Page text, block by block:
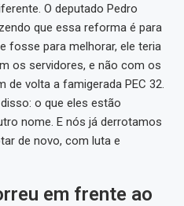
O deputado Pedro
que essa reforma é para
fosse para melhorar, ele teria
os servidores, e não com os
de volta a famigerada PEC 32.
o que eles estão
nome. E nós já derrotamos
de novo, com luta e
em frente ao